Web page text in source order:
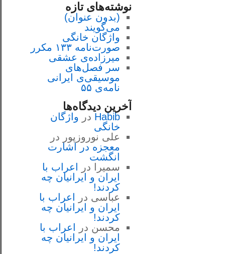
نوشته‌های تازه
(بدون عنوان)
می‌گویند
واژگان خانگی
صورت‌نامه ۱۳۳ مکرر
میرزاده‌ی عشقی
سر فصل‌هاى
موسيقى‌ی ايرانى
نامه‌ی ۵۵
آخرین دیدگاه‌ها
Habib در واژگان
خانگی
علی نوروزپور در
معجزه در اشارت
انگشت
سمیرا
در
اعراب با
ايران و ايرانيان چه
كردند!
عباسی در
اعراب با
ايران و ايرانيان چه
كردند!
محسن در
اعراب با
ايران و ايرانيان چه
كردند!